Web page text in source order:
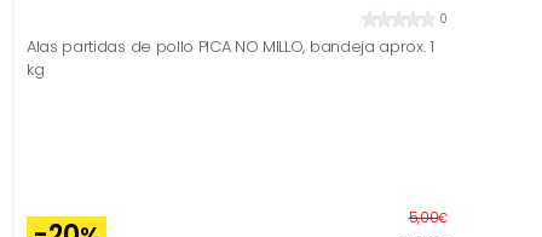
0
Alas partidas de pollo PICA NO MILLO, bandeja aprox. 1
kg
5,00€Antes